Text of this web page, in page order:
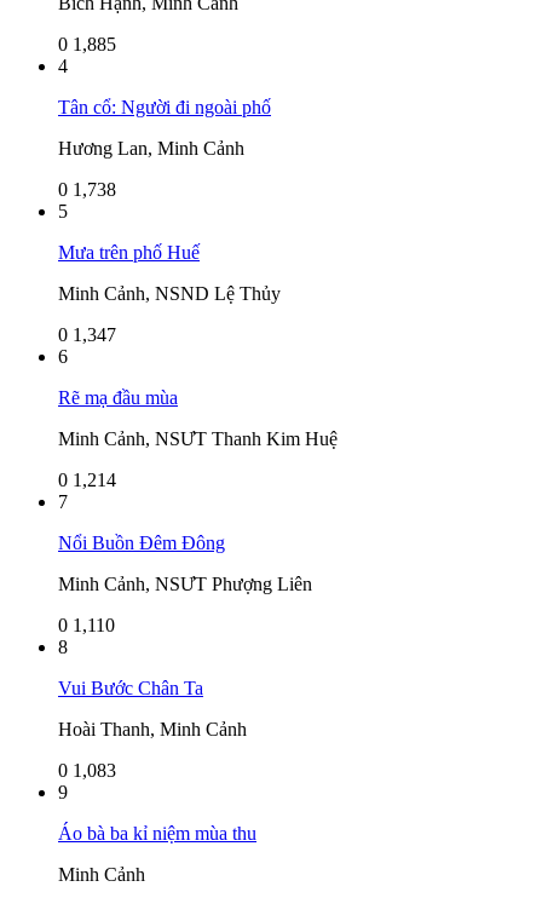
0 1,885
4
Tân cổ: Người đi ngoài phố
Hương Lan, Minh Cảnh
0 1,738
5
Mưa trên phố Huế
Minh Cảnh, NSND Lệ Thủy
0 1,347
6
Rẽ mạ đầu mùa
Minh Cảnh, NSƯT Thanh Kim Huệ
0 1,214
7
Nổi Buồn Đêm Đông
Minh Cảnh, NSƯT Phượng Liên
0 1,110
8
Vui Bước Chân Ta
Hoài Thanh, Minh Cảnh
0 1,083
9
Áo bà ba kỉ niệm mùa thu
Minh Cảnh